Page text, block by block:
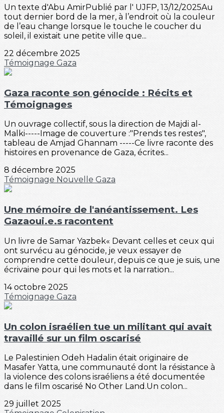
Un texte d'Abu AmirPublié par l' UJFP, 13/12/2025Au
tout dernier bord de la mer, à l’endroit où la couleur
de l’eau change lorsque le touche le coucher du
soleil, il existait une petite ville que...
22 décembre 2025
Témoignage Gaza
Gaza raconte son génocide : Récits et
Témoignages
Un ouvrage collectif, sous la direction de Majdi al-
Malki-----Image de couverture :"Prends tes restes",
tableau de Amjad Ghannam -----Ce livre raconte des
histoires en provenance de Gaza, écrites...
8 décembre 2025
Témoignage Nouvelle Gaza
Une mémoire de l'anéantissement. Les
Gazaoui.e.s racontent
Un livre de Samar Yazbek« Devant celles et ceux qui
ont survécu au génocide, je veux essayer de
comprendre cette douleur, depuis ce que je suis, une
écrivaine pour qui les mots et la narration...
14 octobre 2025
Témoignage Gaza
Un colon israélien tue un militant qui avait
travaillé sur un film oscarisé
Le Palestinien Odeh Hadalin était originaire de
Masafer Yatta, une communauté dont la résistance à
la violence des colons israéliens a été documentée
dans le film oscarisé No Other Land.Un colon...
29 juillet 2025